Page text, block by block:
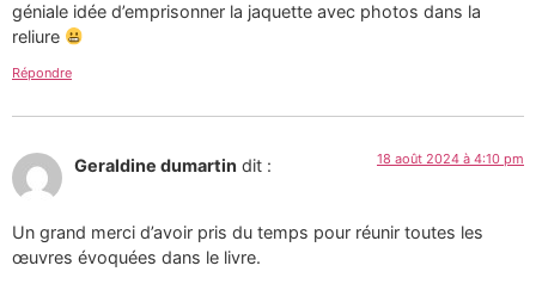
géniale idée d’emprisonner la jaquette avec photos dans la
reliure
Répondre
Geraldine dumartin dit : 18 août 2024 à 4:10 pm
Un grand merci d’avoir pris du temps pour réunir toutes les
œuvres évoquées dans le livre.